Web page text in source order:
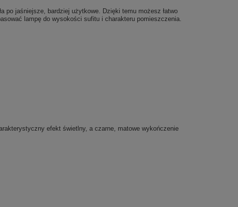
po jaśniejsze, bardziej użytkowe. Dzięki temu możesz łatwo
lampę do wysokości sufitu i charakteru pomieszczenia.
efekt świetlny, a czarne, matowe wykończenie